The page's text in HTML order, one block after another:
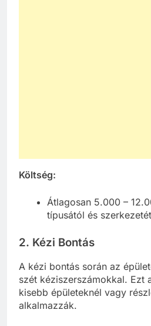
Költség:
Átlagosan 5.000 –
típusától és
2. Kézi Bontás
A kézi bontás során az
szét kéziszerszámokkal. Ezt
kisebb épületeknél vagy
alkalmazzák.